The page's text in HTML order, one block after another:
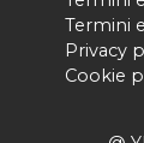
Termini
Privacy
Cookie